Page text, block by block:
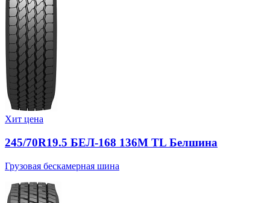
Хит цена
245/70R19.5 БЕЛ-168 136M TL Белшина
Грузовая бескамерная шина